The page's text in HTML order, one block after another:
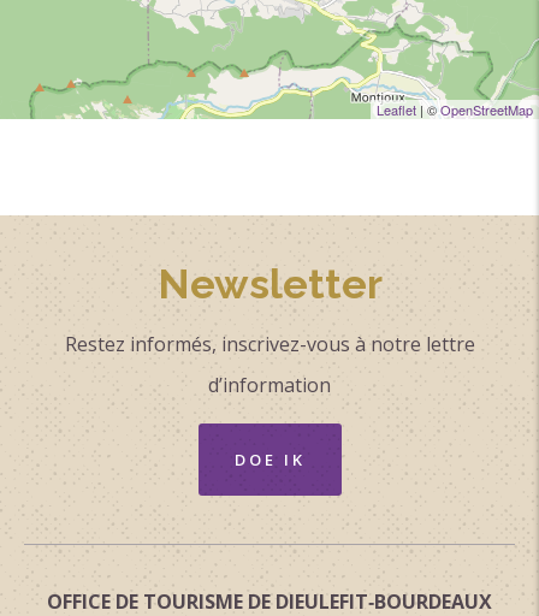
Leaflet | ©OpenStreetMap
Newsletter
Restez informés, inscrivez-vous à notre lettre
d’information
DOE IK
OFFICE DE TOURISME DE DIEULEFIT‑BOURDEAUX